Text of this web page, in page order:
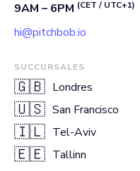
9AM – 6PM (CET / UTC+1)
hi@pitchbob.io
SUCCURSALES
🇬🇧 Londres
🇺🇸 San Francisco
🇮🇱 Tel-Aviv
🇪🇪 Tallinn